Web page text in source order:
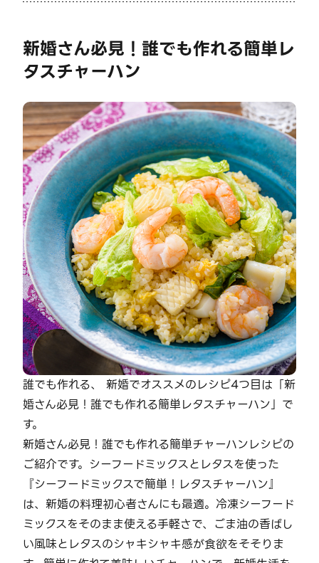
新婚さん必見！誰でも作れる簡単レ
タスチャーハン
誰でも作れる、 新婚でオススメのレシピ4つ目は「新
婚さん必見！誰でも作れる簡単レタスチャーハン」で
す。
新婚さん必見！誰でも作れる簡単チャーハンレシピの
ご紹介です。シーフードミックスとレタスを使った
『シーフードミックスで簡単！レタスチャーハン』
は、新婚の料理初心者さんにも最適。冷凍シーフード
ミックスをそのまま使える手軽さで、ごま油の香ばし
い風味とレタスのシャキシャキ感が食欲をそそりま